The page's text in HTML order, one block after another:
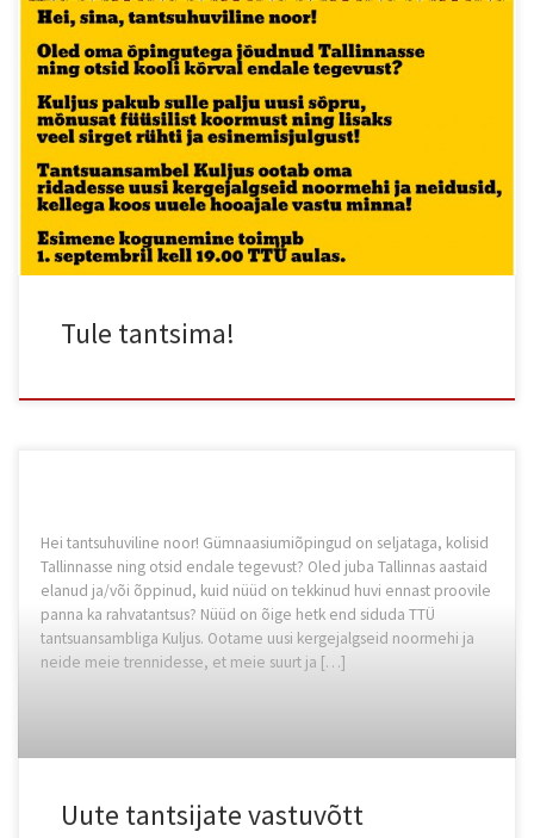
Oma tulemisest anna teada, täites ankeet, mille abil saame sinuga
ühendust võtta ja anda informatsiooni trennide kohta! Ankeedi
leiad siit: https://docs.google.com/spreadsheet/viewform?
formkey=dHl6YjdHNjFaaG1sYUJ2ajZzbUhGLVE6MQ
Tule tantsima!
Hei tantsuhuviline noor! Gümnaasiumiõpingud on seljataga, kolisid
Tallinnasse ning otsid endale tegevust? Oled juba Tallinnas aastaid
elanud ja/või õppinud, kuid nüüd on tekkinud huvi ennast proovile
panna ka rahvatantsus? Nüüd on õige hetk end siduda TTÜ
tantsuansambliga Kuljus. Ootame uusi kergejalgseid noormehi ja
neide meie trennidesse, et meie suurt ja […]
Uute tantsijate vastuvõtt